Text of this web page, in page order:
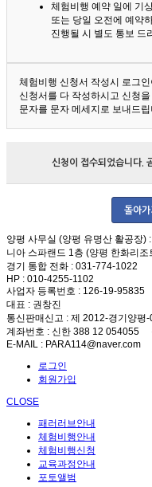
체험비행 예약 일에 기
또는 당일 오전에 예약
진행될 시 별도 통보 드
체험비행 신청서 작성시 로그
신청서를 다 작성하시고 신청
문자를 문자 메세지로 보내드
신청이 접수되었습니다.
돌아가
양평 사무실 (양평 유명산 활공장)
니아 스파랜드 1층 (양평 한화리조
경기 통합 전화 : 031-774-1022
HP : 010-4255-1102
사업자 등록번호 : 126-19-95835
대표 : 권창진
통신판매신고 : 제 2012-경기양평
계좌번호 : 신한 388 12 054055
E-MAIL : PARA114@naver.com
로그인
회원가입
CLOSE
패러러브안내
체험비행안내
체험비행신청
교육과정안내
포토앨범